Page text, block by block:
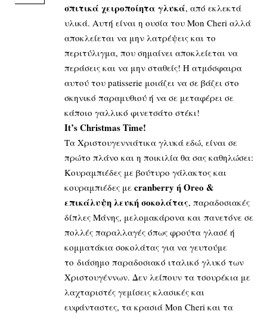
σπιτικά χειροποίητα γλυκά, από εκλεκτά
υλικά. Αυτή είναι η ουσία του Mon Cheri αλλά
αποκλείεται να μην λατρέψεις και το
περιτύλιγμα, που σημαίνει αποκλείεται να
περάσεις και να μην σταθείς! Η ατμόσφαιρα
αυτού του patisserie μοιάζει να σε βάζει στο
σκηνικό παραμυθιού ή να σε μεταφέρει σε
κάποιο γαλλικό φινετσάτο στέκι!
It’s Christmas Time!
Τα Χριστουγεννιάτικα γλυκά εδώ, είναι σε
πρώτο πλάνο και η ποικιλία θα σας καθηλώσει:
Κουραμπιέδες με βούτυρο γάλακτος και
κουραμπιέδες με cranberry ήOreo &
επικάλυψη λευκή σοκολάτας, παραδοσιακές
δίπλες Μάνης, μελομακάρονα και πανετόνε σε
πολλές παραλλαγές όπως φρούτα γλασέ ή
κομματάκια σοκολάτας για να γευτούμε
το διάσημο παραδοσιακό ιταλικό γλυκό των
Χριστουγέννων. Δεν λείπουν τα τσουρέκια με
λαχταριστές γεμίσεις κλασικές και
ευφάνταστες, τα κρασιά Mon Cheri και τα